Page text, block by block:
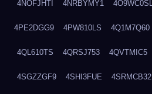
4NOFJHTI 4NRBYMY1 4O9WC0SL
4PE2DGG9 4PW810LS 4Q1M7Q60
4QL610TS 4QRSJ753 4QVTMIC5
4SGZZGF9 4SHI3FUE 4SRMCB32